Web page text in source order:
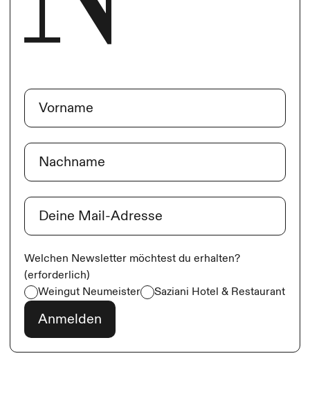
Name
E-Mail
Welchen Newsletter möchtest du erhalten?
(erforderlich)
Weingut Neumeister
Saziani Hotel & Restaurant